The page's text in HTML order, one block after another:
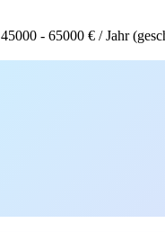
45000 - 65000 € / Jahr